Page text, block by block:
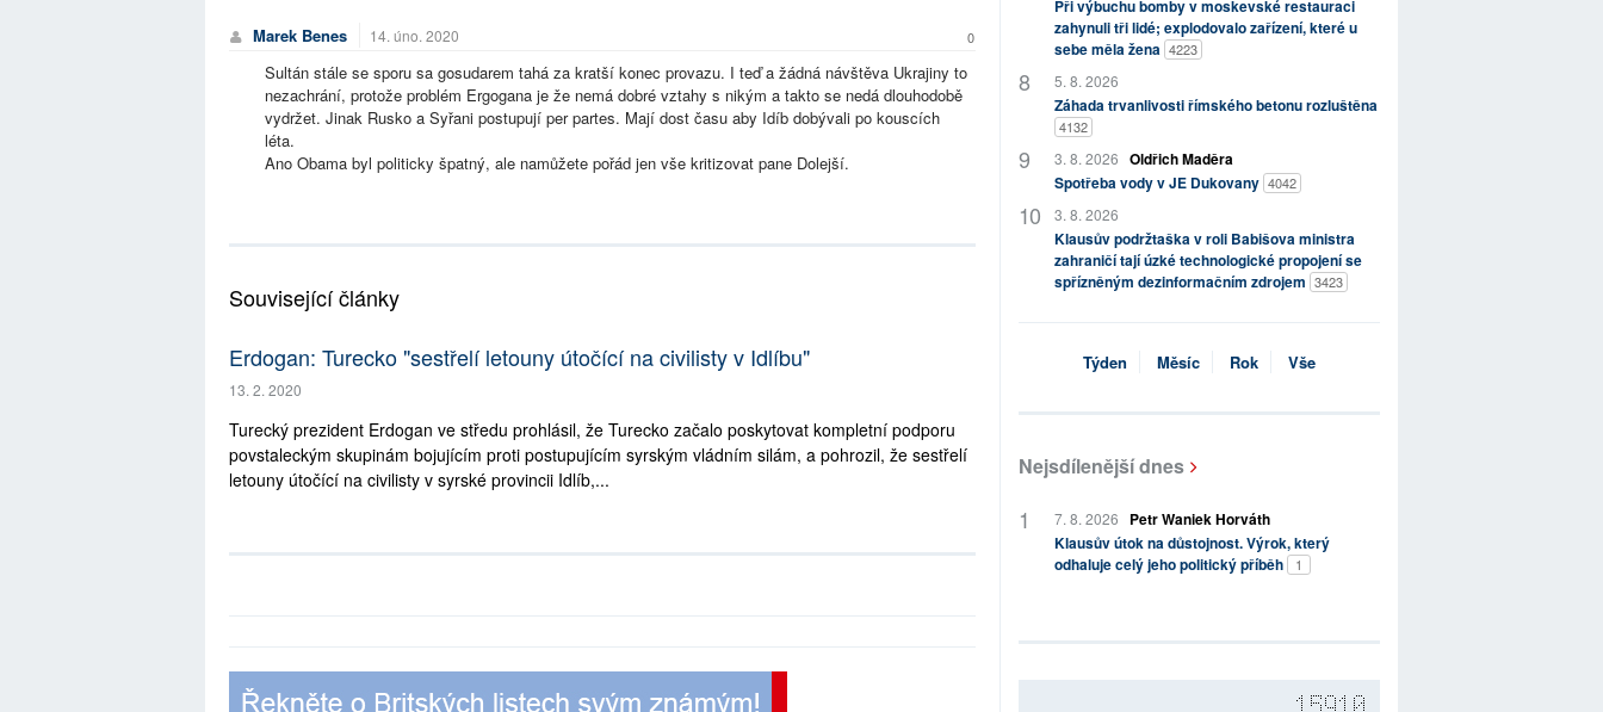
Marek Benes 14. úno. 2020 0
Sultán stále se sporu sa gosudarem tahá za kratší konec provazu. I teď a žádná návštěva Ukrajiny to
nezachrání, protože problém Ergogana je že nemá dobré vztahy s nikým a takto se nedá dlouhodobě
vydržet. Jinak Rusko a Syřani postupují per partes. Mají dost času aby Idíb dobývali po kouscích
léta.
Ano Obama byl politicky špatný, ale namůžete pořád jen vše kritizovat pane Dolejší.
Související články
Erdogan: Turecko "sestřelí letouny útočící na civilisty v Idlíbu"
13. 2. 2020
Turecký prezident Erdogan ve středu prohlásil, že Turecko začalo poskytovat kompletní podporu
povstaleckým skupinám bojujícím proti postupujícím syrským vládním silám, a pohrozil, že sestřelí
letouny útočící na civilisty v syrské provincii Idlíb,...
Při výbuchu bomby v moskevské restauraci
zahynuli tři lidé; explodovalo zařízení, které u
sebe měla žena 4223
5. 8. 2026
Záhada trvanlivosti římského betonu rozluštěna
4132
3. 8. 2026 Oldřich Maděra
Spotřeba vody v JE Dukovany 4042
3. 8. 2026
Klausův podržtaška v roli Babišova ministra
zahraničí tají úzké technologické propojení se
spřízněným dezinformačním zdrojem 3423
Týden Měsíc Rok Vše
Nejsdílenější dnes
7. 8. 2026
Petr Waniek Horváth
Klausův útok na důstojnost. Výrok, který
odhaluje celý jeho politický příběh
1